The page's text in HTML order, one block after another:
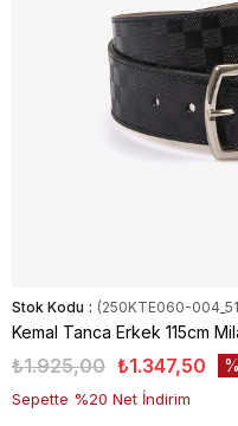
Stok Kodu (250KTE060-
Kemal Tanca Erkek 115cm
₺1.925,00 ₺1.347,50
Sepette %20 Net İndirim